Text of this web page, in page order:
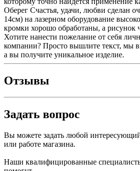
Оберег Счастья, удачи, любви cделан
14см) на лазерном оборудование
кромки хорошо обработаны, а рисунок
Хотите нанести пожелание от себя
компании? Просто вышлите текст, мы
а вы получите уникальное изделие.
Отзывы
Задать вопрос
Вы можете задать любой
или работе магазина.
Наши квалифицированные